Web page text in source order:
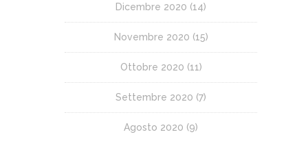
Dicembre 2020 (14)
Novembre 2020 (15)
Ottobre 2020 (11)
Settembre 2020 (7)
Agosto 2020 (9)